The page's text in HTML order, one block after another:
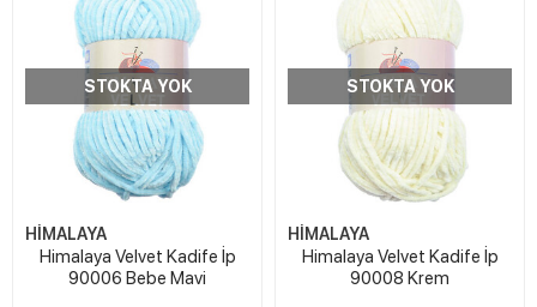
STOKTA YOK
HİMALAYA
Himalaya Velvet Kadife İp
90006 Bebe Mavi
STOKTA YOK
HİMALAYA
Himalaya Velvet Kadife İp
90008 Krem